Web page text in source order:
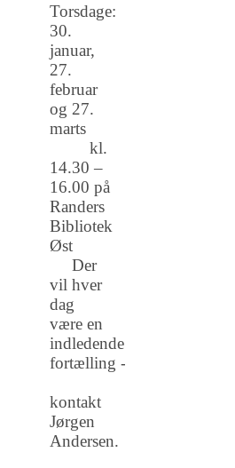
Torsdage:
30.
januar,
27.
februar
og 27.
marts
kl.
14.30 –
16.00 på
Randers
Bibliotek
Øst
Der
vil hver
dag
være en
indledende
fortælling -
kontakt
Jørgen
Andersen.